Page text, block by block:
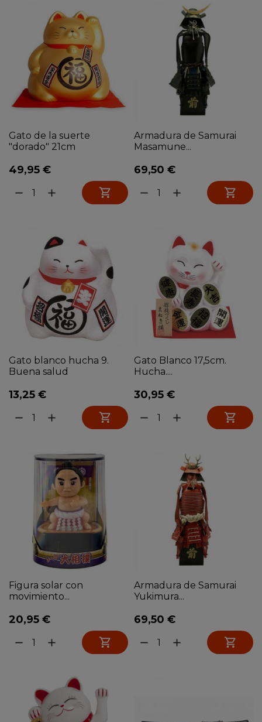
Gato de la suerte
"dorado" 21cm
49,95 €
remove add 
Armadura de Samurai
Masamune...
69,50 €
remove add 
Gato blanco hucha 9.
Buena salud
13,25 €
remove add 
Gato Blanco 17,5cm.
Hucha....
30,95 €
remove add 
Figura solar con
movimiento...
20,95 €
remove add 
Armadura de Samurai
Yukimura...
69,50 €
remove add 